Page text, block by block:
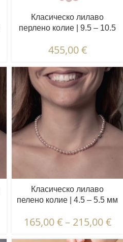
Класическо лилаво
перлено колие | 9.5 – 10.5
455,00€
Класическо лилаво
пелено колие | 4.5 – 5.5 мм
165,00€ – 215,00€